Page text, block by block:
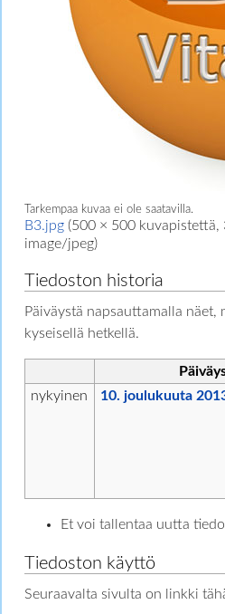
Tarkempaa kuvaa ei ole saatavilla.
B3.jpg (500 × 500
image/jpeg)
Tiedoston historia
Päiväystä napsauttamalla
kyseisellä hetkellä.
nykyinen
10. joulukuuta
Et voi tallentaa uutta
Tiedoston käyttö
Seuraavalta sivulta on linkki